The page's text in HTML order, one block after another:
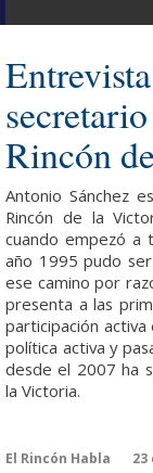
Rincón
Antonio Sánchez
Rincón de la
cuando empezó a
año 1995 pudo
ese camino por
presenta a las
participación
política activa y
desde el 2007 ha
la Victoria.
El Rincón Habla 23